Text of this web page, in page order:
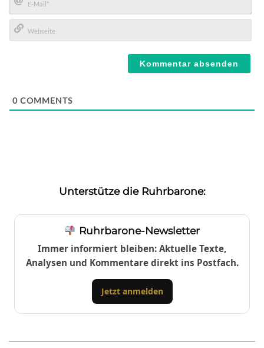
E-
Mail*
0 COMMENTS
Unterstütze die Ruhrbarone:
Ruhrbarone-Newsletter
Immer informiert bleiben: Aktuelle Texte,
Analysen und Kommentare direkt ins Postfach.
Jetzt anmelden